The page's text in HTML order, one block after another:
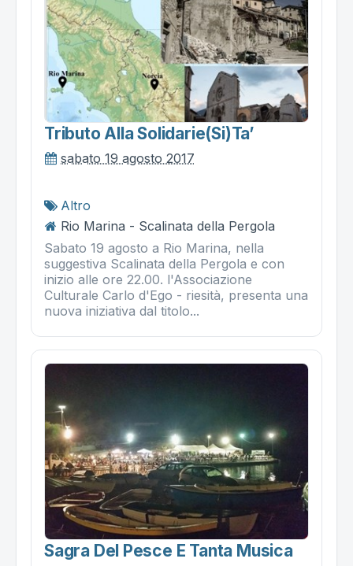
Tributo Alla Solidarie(si)ta’
sabato 19 agosto 2017
Altro
Rio Marina - Scalinata della Pergola
Sabato 19 agosto a Rio Marina, nella
suggestiva Scalinata della Pergola e con
inizio alle ore 22.00. l'Associazione
Culturale Carlo d'Ego - riesità, presenta una
nuova iniziativa dal titolo...
Sagra Del Pesce E Tanta Musica